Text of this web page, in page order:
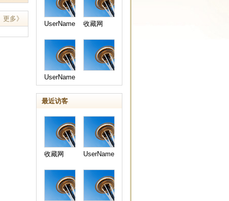
更多》
UserName 收藏网
UserName
最近访客
收藏网 UserName